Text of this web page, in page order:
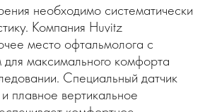
необходимо систематически
Компания Huvitz
место офтальмолога с
максимального комфорта
Специальный датчик
плавное вертикальное